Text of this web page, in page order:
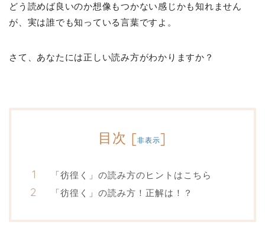
どう読めば良いのか想像もつかない感じかも知れません
が、実は誰でも知っている言葉ですよ。
さて、あなたには正しい読み方がわかりますか？
目次 [非表示]
「彷徨く」の読み方のヒントはこちら
「彷徨く」の読み方！正解は！？